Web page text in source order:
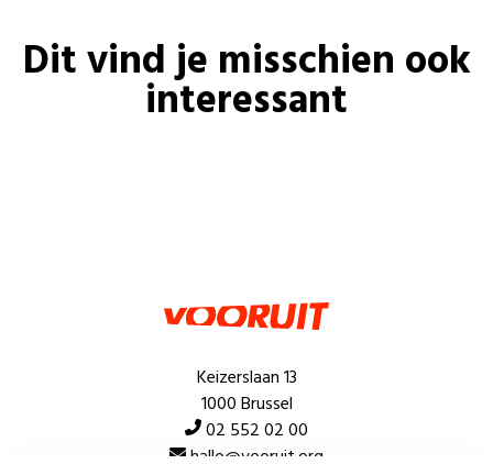
Dit vind je misschien ook
interessant
Keizerslaan 13
1000 Brussel
02 552 02 00
hallo@vooruit.org